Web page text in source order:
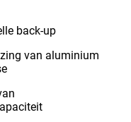
back-up
van aluminium